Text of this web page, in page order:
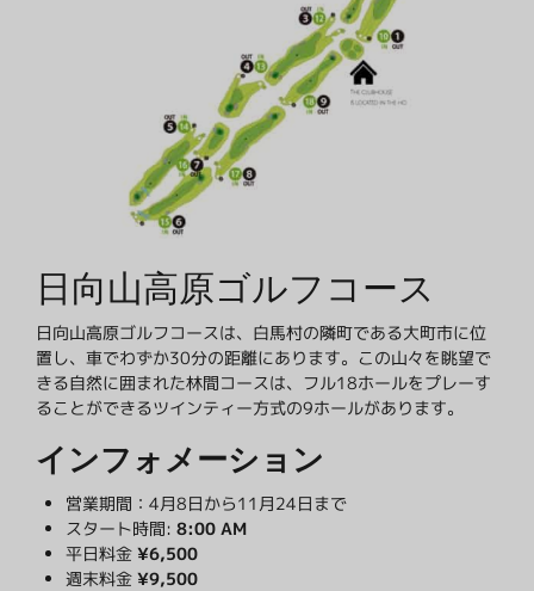
日向山高原ゴルフコース
日向山高原ゴルフコースは、白馬村の隣町である大町市に位
置し、車でわずか30分の距離にあります。この山々を眺望で
きる自然に囲まれた林間コースは、フル18ホールをプレーす
ることができるツインティー方式の9ホールがあります。
インフォメーション
営業期間：4月8日から11月24日まで
スタート時間: 8:00 AM
平日料金 ¥6,500
週末料金 ¥9,500